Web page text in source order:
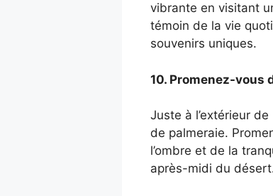
vibrante en visitant
témoin de la vie
souvenirs uniques.
10. Promenez-vous
Juste à l’extérieur
de palmeraie.
l’ombre et de la
après-midi du